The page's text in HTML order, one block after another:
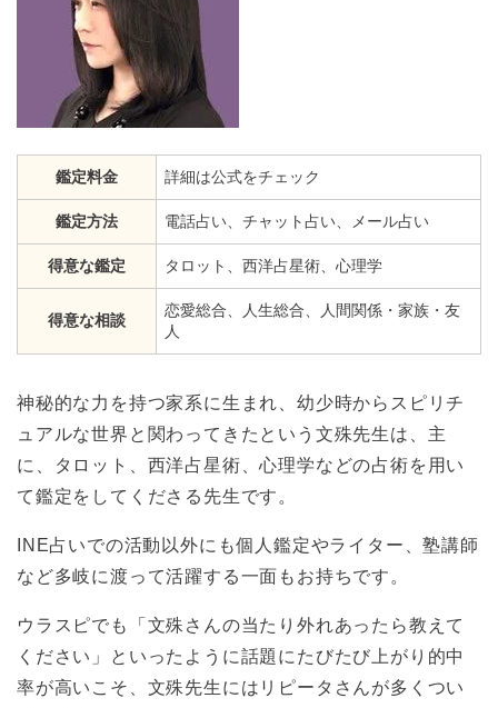
鑑定料金 詳細は公式をチェック
鑑定方法 電話占い、チャット占い、メール占い
得意な鑑定 タロット、西洋占星術、心理学
得意な相談
恋愛総合、人生総合、人間関係・家族・友
人
神秘的な力を持つ家系に生まれ、幼少時からスピリチ
ュアルな世界と関わってきたという文殊先生は、主
に、タロット、西洋占星術、心理学などの占術を用い
て鑑定をしてくださる先生です。
INE占いでの活動以外にも個人鑑定やライター、塾講師
など多岐に渡って活躍する一面もお持ちです。
ウラスピでも「文殊さんの当たり外れあったら教えて
ください」といったように話題にたびたび上がり的中
率が高いこそ、文殊先生にはリピータさんが多くつい